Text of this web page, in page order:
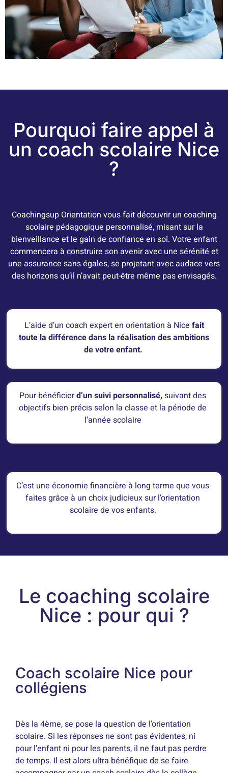
Pourquoi faire appel à
un coach scolaire Nice
?
Coachingsup Orientation vous fait découvrir un coaching
scolaire pédagogique personnalisé, misant sur la
bienveillance et le gain de confiance en soi. Votre enfant
commencera à construire son avenir avec une sérénité et
une assurance sans égales, se projetant avec audace vers
des horizons qu’il n’avait peut-être même pas envisagés.
L’aide d’un coach expert en orientation à Nice fait
toute la différence dans la réalisation des ambitions
de votre enfant.
Pour bénéficierd’un suivi personnalisé, suivant des
objectifs bien précis selon la classe et la période de
l’année scolaire
C’est une économie financière à long terme que vous
faites grâce à un choix judicieux sur l’orientation
scolaire de vos enfants.
Le coaching scolaire
Nice : pour qui ?
Coach scolaire Nice pour
collégiens
Dès la 4ème, se pose la question de l’orientation
scolaire. Si les réponses ne sont pas évidentes, ni
pour l’enfant ni pour les parents, il ne faut pas perdre
de temps. Il est alors ultra bénéfique de se faire